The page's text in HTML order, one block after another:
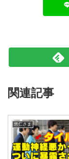
関連記事
悠仁さま